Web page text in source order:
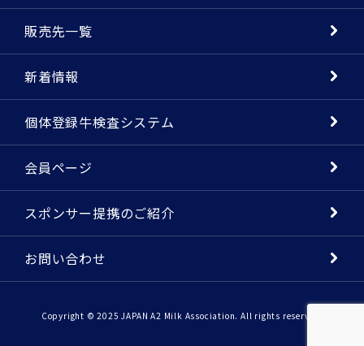
販売先一覧
新着情報
個体登録牛検査システム
会員ページ
スポンサー提携のご紹介
お問い合わせ
Copyright © 2025 JAPAN A2 Milk Association. All rights reserved.